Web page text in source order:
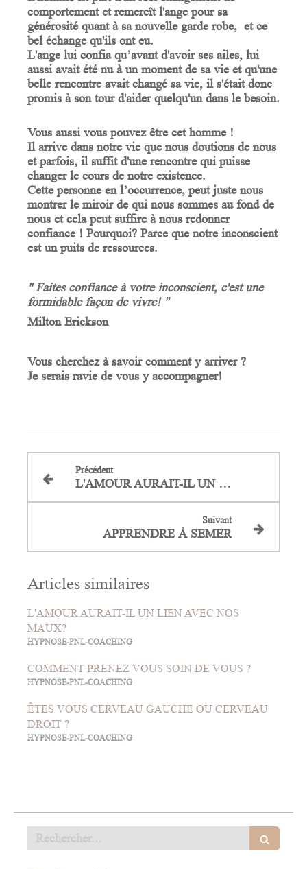
comportement et remercît l'ange pour sa
générosité quant à sa nouvelle garde robe, et ce
bel échange qu'ils ont eu.
L'ange lui confia qu’avant d'avoir ses ailes, lui
aussi avait été nu à un moment de sa vie et qu'une
belle rencontre avait changé sa vie, il s'était donc
promis à son tour d'aider quelqu'un dans le besoin.
Vous aussi vous pouvez être cet homme !
Il arrive dans notre vie que nous doutions de nous
et parfois, il suffit d'une rencontre qui puisse
changer le cours de notre existence.
Cette personne en l’occurrence, peut juste nous
montrer le miroir de qui nous sommes au fond de
nous et cela peut suffire à nous redonner
confiance ! Pourquoi? Parce que notre inconscient
est un puits de ressources.
" Faites confiance à votre inconscient, c'est une
formidable façon de vivre! "
Milton Erickson
Vous cherchez à savoir comment y arriver ?
Je serais ravie de vous y accompagner!
Précédent
L'AMOUR AURAIT-IL UN LIEN AVEC NOS MAUX?
Suivant
APPRENDRE À SEMER
Articles similaires
L'AMOUR AURAIT-IL UN LIEN AVEC NOS
MAUX?
HYPNOSE-PNL-COACHING
COMMENT PRENEZ VOUS SOIN DE VOUS ?
HYPNOSE-PNL-COACHING
ÊTES VOUS CERVEAU GAUCHE OU CERVEAU
DROIT ?
HYPNOSE-PNL-COACHING